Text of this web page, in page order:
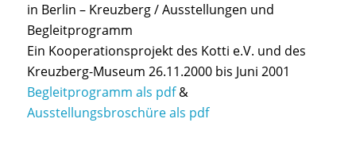
in Berlin – Kreuzberg / Ausstellungen und
Begleitprogramm
Ein Kooperationsprojekt des Kotti e.V. und des
Kreuzberg-Museum 26.11.2000 bis Juni 2001
Begleitprogramm als pdf&
Ausstellungsbroschüre als pdf